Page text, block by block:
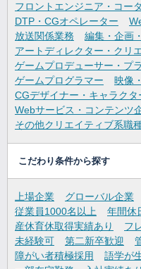
フロントエンジニア・コー
DTP・CGオペレーター
放送関係業務
編集・企画
アートディレクター・クリ
ゲームプロデューサー・プ
ゲームプログラマー
映像
CGデザイナー・キャラクタ
Webサービス・コンテンツ
その他クリエイティブ系職
こだわり条件から探す
上場企業 グローバル企業
従業員1000名以上
年間休
産休育休取得実績あり
フ
未経験可
第二新卒歓迎
障がい者積極採用
語学が